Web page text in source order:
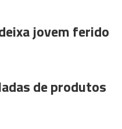
jovem ferido
de produtos